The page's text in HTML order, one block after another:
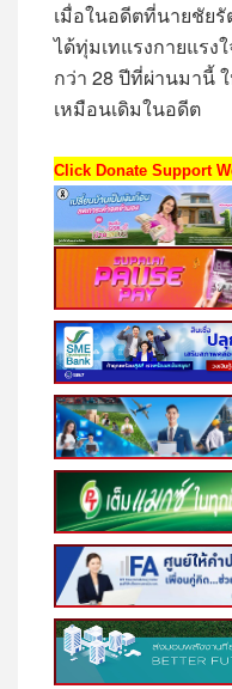
เมื่อในอดีตที่นายชัย
ได้ทุ่มเทแรงกายแร
กว่า 28 ปีที่ผ่านมานี้
เหมือนเดิมในอดีต
Click Donate Support